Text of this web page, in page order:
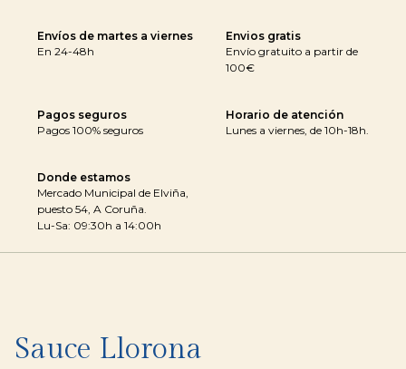
Envíos de martes a viernes
En 24-48h
Envios gratis
Envío gratuito a partir de
100€
Pagos seguros
Pagos 100% seguros
Horario de atención
Lunes a viernes, de 10h-18h.
Donde estamos
Mercado Municipal de Elviña,
puesto 54, A Coruña.
Lu-Sa: 09:30h a 14:00h
Sauce Llorona